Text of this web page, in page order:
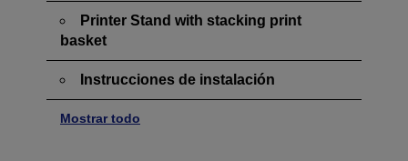
Printer Stand with stacking print
basket
Instrucciones de instalación
Mostrar todo